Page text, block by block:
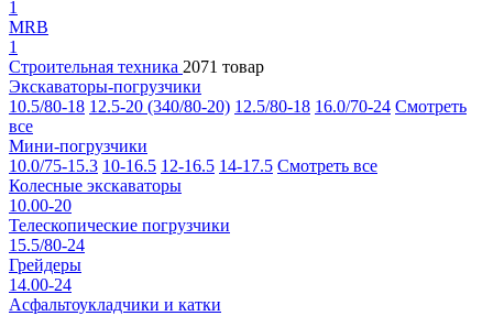
1
MRB
1
Строительная техника 2071 товар
Экскаваторы-погрузчики
10.5/80-18 12.5-20 (340/80-20) 12.5/80-18 16.0/70-24 Смотреть
все
Мини-погрузчики
10.0/75-15.3 10-16.5 12-16.5 14-17.5 Смотреть все
Колесные экскаваторы
10.00-20
Телескопические погрузчики
15.5/80-24
Грейдеры
14.00-24
Асфальтоукладчики и катки